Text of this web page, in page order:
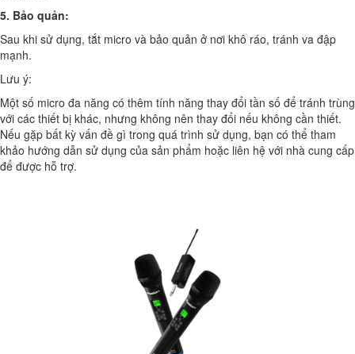
5. Bảo quản:
Sau khi sử dụng, tắt micro và bảo quản ở nơi khô ráo, tránh va đập
mạnh.
Lưu ý:
Một số micro đa năng có thêm tính năng thay đổi tần số để tránh trùng
với các thiết bị khác, nhưng không nên thay đổi nếu không cần thiết.
Nếu gặp bất kỳ vấn đề gì trong quá trình sử dụng, bạn có thể tham
khảo hướng dẫn sử dụng của sản phẩm hoặc liên hệ với nhà cung cấp
để được hỗ trợ.